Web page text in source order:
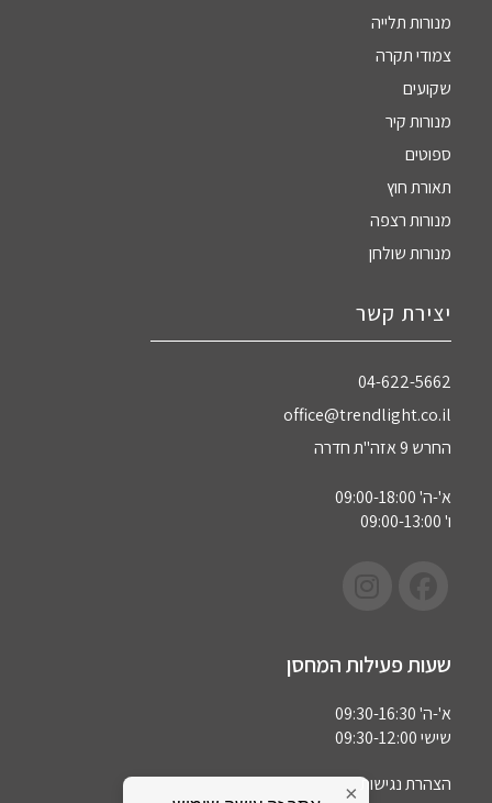
מנורות תלייה
צמודי תקרה
שקועים
מנורות קיר
ספוטים
תאורת חוץ
מנורות רצפה
מנורות שולחן
יצירת קשר
04-622-5662‏
office@trendlight.co.il
החרש 9 אזה"ת חדרה
א'-ה' 09:00-18:00
ו' 09:00-13:00
שעות פעילות המחסן
א'-ה' 09:30-16:30
שישי 09:30-12:00
הצהרת נגישות×